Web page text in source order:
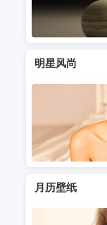
明星风尚
月历壁纸